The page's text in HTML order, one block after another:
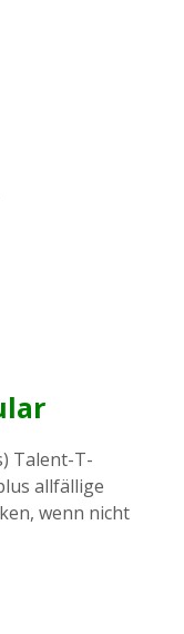
Talent-T-
allfällige
wenn nicht